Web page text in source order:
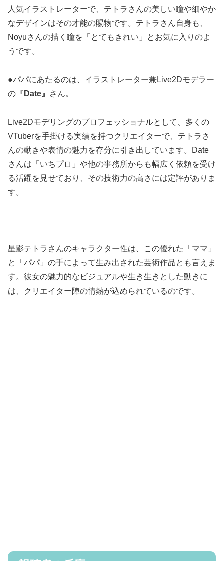
人気イラストレーターで、テトラさんの美しい瞳や細やか
なデザインはその才能の賜物です。テトラさん自身も、
Noyuさんの描く瞳を「とてもきれい」とお気に入りのよ
うです。
●パパにあたるのは、イラストレーター兼Live2Dモデラー
の『 Date』 さん。
Live2Dモデリングのプロフェッショナルとして、多くの
VTuberを手掛ける実績を持つクリエイターで、テトラさ
んの動きや表情の魅力を存分に引き出しています。Date
さんは「いちプロ」や他の事務所からも幅広く依頼を受け
る活躍を見せており、その技術力の高さには定評がありま
す。
星影テトラさんのキャラクター性は、この優れた「ママ」
と「パパ」の手によって生み出された芸術作品とも言えま
す。彼女の魅力的なビジュアルや生き生きとした動きに
は、クリエイター陣の情熱が込められているのです。